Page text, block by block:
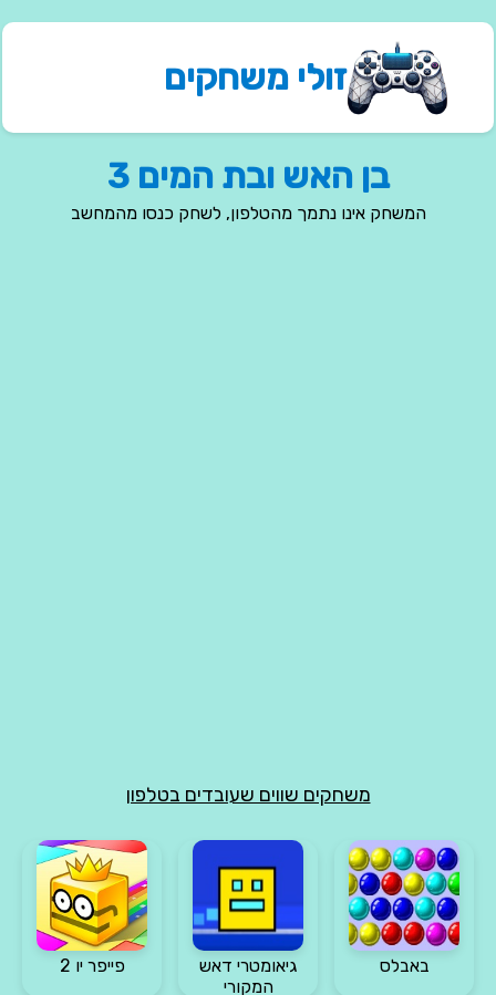
זולי משחקים
בן האש ובת המים 3
המשחק אינו נתמך מהטלפון, לשחק כנסו מהמחשב
משחקים שווים שעובדים בטלפון
באבלס
גיאומטרי דאש
המקורי
פייפר יו 2